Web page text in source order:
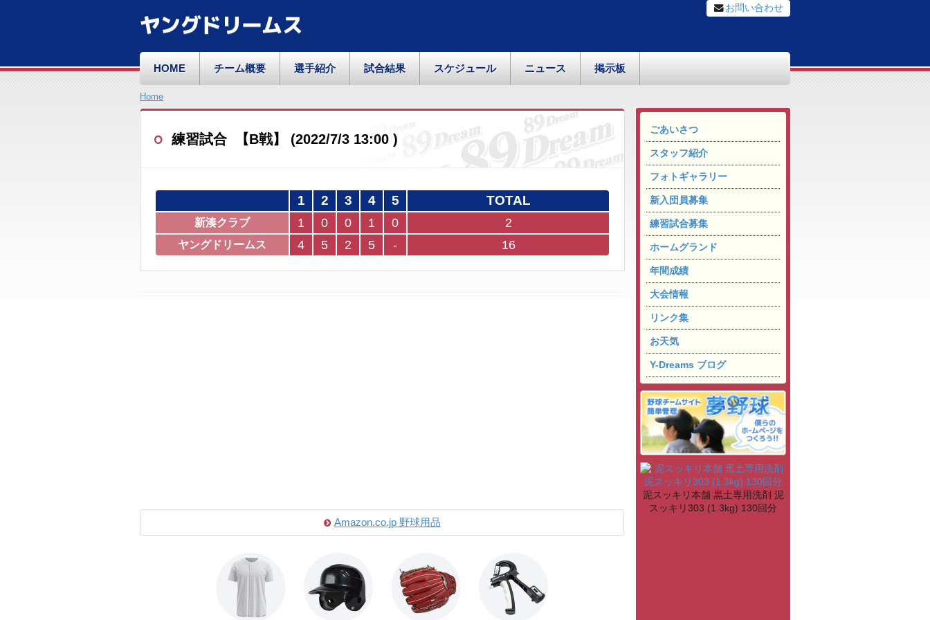
ヤングドリームス
お問い合わせ
HOME チーム概要 選手紹介 試合結果 スケジュール ニュース 掲示板
ごあいさつ
スタッフ紹介
フォトギャラリー
新入団員募集
練習試合募集
ホームグランド
年間成績
大会情報
リンク集
お天気
Y-Dreams ブログ
泥スッキリ本舗 黒土専用洗剤 泥
スッキリ303 (1.3kg) 130回分
Home
練習試合 【B戦】 (2022/7/3 13:00 )
1 2 3 4 5 TOTAL
新湊クラブ 1 0 0 1 0 2
ヤングドリームス 4 5 2 5 - 16
Amazon.co.jp 野球用品